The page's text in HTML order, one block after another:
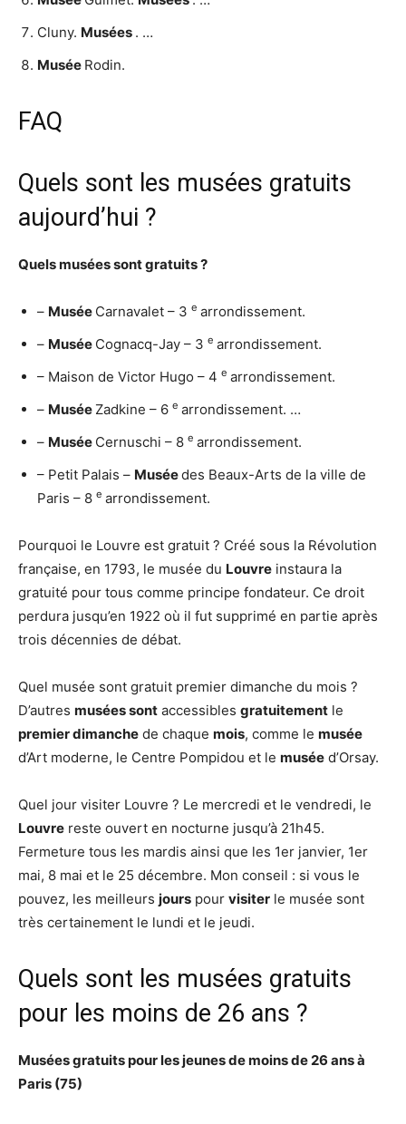
Cluny. Musées . …
Musée Rodin.
FAQ
Quels sont les musées gratuits
aujourd’hui ?
Quels musées sont gratuits?
– Musée Carnavalet – 3 e arrondissement.
– Musée Cognacq-Jay – 3 e arrondissement.
– Maison de Victor Hugo – 4 e arrondissement.
– Musée Zadkine – 6 e arrondissement. …
– Musée Cernuschi – 8 e arrondissement.
– Petit Palais – Muséedes Beaux-Arts de la ville de
Paris – 8 e arrondissement.
Pourquoi le Louvre est gratuit ? Créé sous la Révolution
française, en 1793, le musée du Louvre instaura la
gratuité pour tous comme principe fondateur. Ce droit
perdura jusqu’en 1922 où il fut supprimé en partie après
trois décennies de débat.
Quel musée sont gratuit premier dimanche du mois ?
D’autres musées sont accessibles gratuitement le
premier dimanche de chaque mois, comme le musée
d’Art moderne, le Centre Pompidou et le musée d’Orsay.
Quel jour visiter Louvre ? Le mercredi et le vendredi, le
Louvre reste ouvert en nocturne jusqu’à 21h45.
Fermeture tous les mardis ainsi que les 1er janvier, 1er
mai, 8 mai et le 25 décembre. Mon conseil : si vous le
pouvez, les meilleurs jours pour visiter le musée sont
très certainement le lundi et le jeudi.
Quels sont les musées gratuits
pour les moins de 26 ans ?
Musées gratuits pourles jeunes demoins de 26 ansà
Paris (75)